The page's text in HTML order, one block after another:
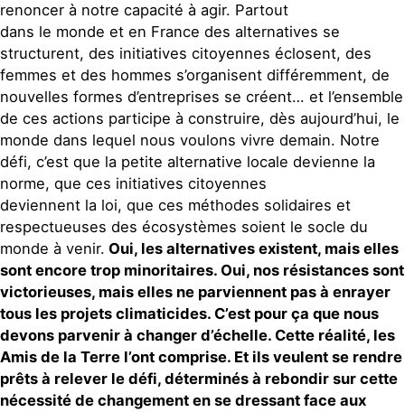
renoncer à notre capacité à agir. Partout
dans le monde et en France des alternatives se
structurent, des initiatives citoyennes éclosent, des
femmes et des hommes s’organisent différemment, de
nouvelles formes d’entreprises se créent… et l’ensemble
de ces actions participe à construire, dès aujourd’hui, le
monde dans lequel nous voulons vivre demain. Notre
défi, c’est que la petite alternative locale devienne la
norme, que ces initiatives citoyennes
deviennent la loi, que ces méthodes solidaires et
respectueuses des écosystèmes soient le socle du
monde à venir. Oui, les alternatives existent, mais elles
sont encore trop minoritaires. Oui, nos résistances sont
victorieuses, mais elles ne parviennent pas à enrayer
tous les projets climaticides. C’est pour ça que nous
devons parvenir à changer d’échelle. Cette réalité, les
Amis de la Terre l’ont comprise. Et ils veulent se rendre
prêts à relever le défi, déterminés à rebondir sur cette
nécessité de changement en se dressant face aux